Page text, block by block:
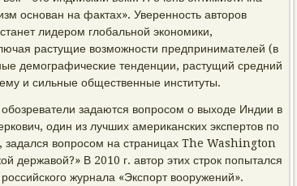
основан на фактах». Уверенность авторов
лидером глобальной экономики,
растущие возможности предпринимателей (в
демографические тенденции, растущий средний
и сильные общественные институты.
задаются вопросом о выходе Индии в
один из лучших американских экспертов по
вопросом на страницах The Washington
державой?» В 2010 г. автор этих строк попытался
журнала «Экспорт вооружений».